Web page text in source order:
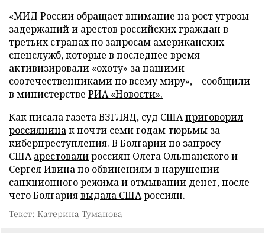
«МИД России обращает внимание на рост угрозы
задержаний и арестов российских граждан в
третьих странах по запросам американских
спецслужб, которые в последнее время
активизировали «охоту» за нашими
соотечественниками по всему миру», – сообщили
в министерстве РИА «Новости».
Как писала газета ВЗГЛЯД, суд СШАприговорил
россиянинак почти семи годам тюрьмы за
киберпреступления. В Болгарии по запросу
СШАарестовалироссиян Олега Ольшанского и
Сергея Ивина по обвинениям в нарушении
санкционного режима и отмывании денег, после
чего Болгариявыдала СШАроссиян.
Текст: Катерина Туманова